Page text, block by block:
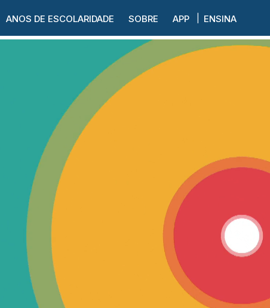
ANOS DE ESCOLARIDADE SOBRE APP ENSINA